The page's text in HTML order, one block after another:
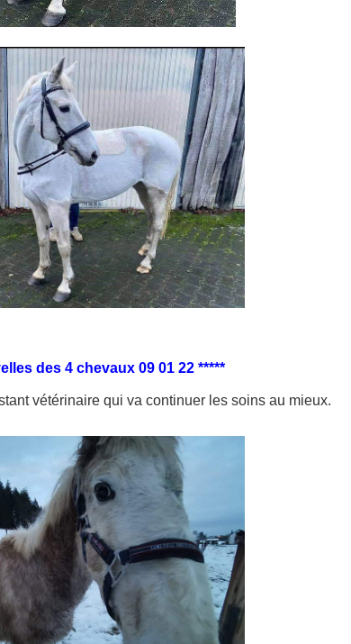
des 4 chevaux 09 01 22 *****
vétérinaire qui va continuer les soins au mieux.